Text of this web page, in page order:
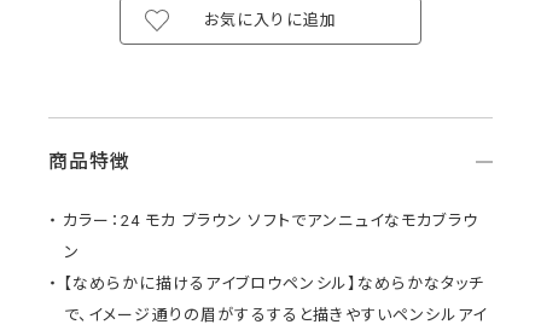
お気に入りに追加
商品特徴
カラー：24 モカ ブラウン ソフトでアンニュイなモカブラウ
ン
【なめらかに描けるアイブロウペンシル】なめらかなタッチ
で、イメージ通りの眉がするすると描きやすいペンシルアイ